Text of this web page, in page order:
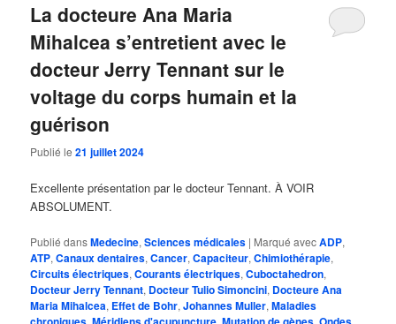
La docteure Ana Maria
Mihalcea s’entretient avec le
docteur Jerry Tennant sur le
voltage du corps humain et la
guérison
Publié le21 juillet 2024
Excellente présentation par le docteur Tennant. À VOIR
ABSOLUMENT.
Publié dansMedecine,Sciences médicales | Marqué avecADP,
ATP,Canaux dentaires,Cancer,Capaciteur,Chimiothérapie,
Circuits électriques,Courants électriques,Cuboctahedron,
Docteur Jerry Tennant, Docteur Tulio Simoncini, Docteure Ana
Maria Mihalcea, Effet de Bohr,Johannes Muller,Maladies
, , ,